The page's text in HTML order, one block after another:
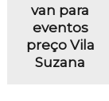
van para
eventos
preço Vila
Suzana